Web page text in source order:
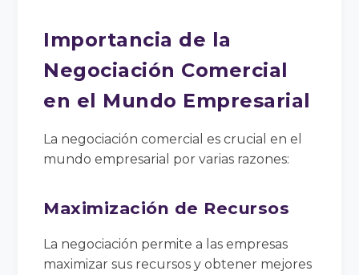
Importancia de la
Negociación Comercial
en el Mundo Empresarial
La negociación comercial es crucial en el
mundo empresarial por varias razones:
Maximización de Recursos
La negociación permite a las empresas
maximizar sus recursos y obtener mejores